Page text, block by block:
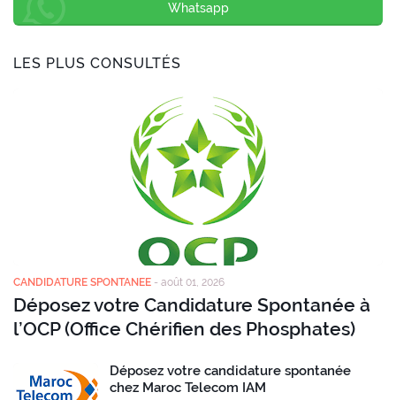
Whatsapp
LES PLUS CONSULTÉS
CANDIDATURE SPONTANEE - août 01, 2026
Déposez votre Candidature Spontanée à
l’OCP (Office Chérifien des Phosphates)
Déposez votre candidature spontanée
chez Maroc Telecom IAM